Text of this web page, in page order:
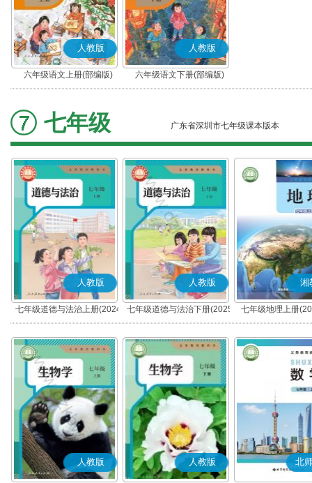
人教版
六年级语文上册(部编版)
人教版
六年级语文下册(部编版)
七年级 广东省深圳市七年级课本版本
人教版
七年级道德与法治上册(2024
秋版)(部编版)
人教版
七年级道德与法治下册(2025
春版)(部编版)
湘
七年级地理上册
人教版 人教版 北